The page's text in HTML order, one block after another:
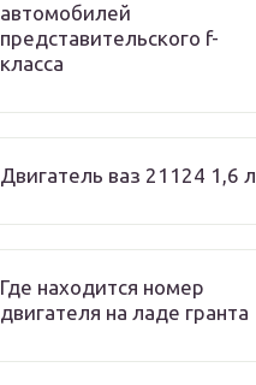
автомобилей
представительского f-
класса
Двигатель ваз 21124 1,6 л
Где находится номер
двигателя на ладе гранта